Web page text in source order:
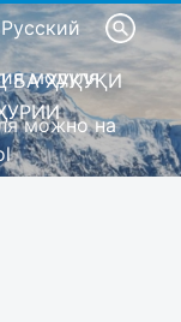
Русский
модуля
можно на
БА ҲУҚУҚИ